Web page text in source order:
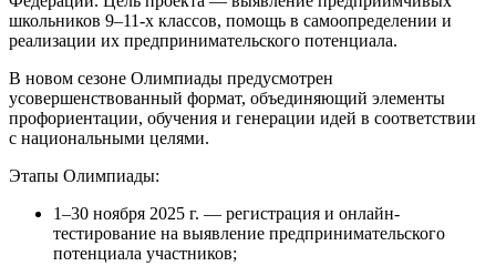
школьников 9–11-х классов, помощь в самоопределении и
реализации их предпринимательского потенциала.
В новом сезоне Олимпиады предусмотрен
усовершенствованный формат, объединяющий элементы
профориентации, обучения и генерации идей в соответствии
с национальными целями.
Этапы Олимпиады:
1–30 ноября 2025 г. — регистрация и онлайн-
тестирование на выявление предпринимательского
потенциала участников;